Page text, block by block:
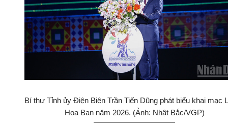
Bí thư Tỉnh ủy Điện Biên Trần Tiến Dũng phát biểu khai mạc
Hoa Ban năm 2026. (Ảnh: Nhật Bắc/VGP)